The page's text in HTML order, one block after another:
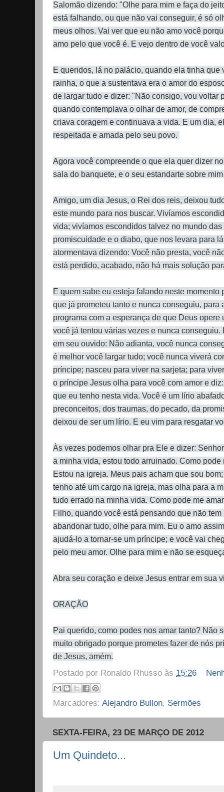
Salomão dizendo: "Olhe para mim e faça do
está falhando, ou que não vai conseguir, é só
meus olhos. Vai ver que eu não amo você
amo pelo que você é. E vejo dentro de você
E queridos, lá no palácio, quando ela tinha que
rainha, o que a sustentava era o amor do
de largar tudo e dizer: "Não consigo, vou voltar
quando contemplava o olhar de amor, de
criava coragem e continuava a vida. E um dia,
respeitada e amada pelo seu povo.
Agora você compreende o que ela quer dizer
sala do banquete, e o seu estandarte sobre
Amigo, um dia Jesus, o Rei dos reis, deixou
este mundo para nos buscar. Vivíamos
vida; vivíamos escondidos talvez no mundo
promiscuidade e o diabo, que nos levara para
atormentava dizendo: Você não presta, você
está perdido, acabado, não há mais solução
E quem sabe eu esteja falando neste momento
que já prometeu tanto e nunca conseguiu, para
programa com a esperança de que Deus
você já tentou várias vezes e nunca
em seu ouvido: Não adianta, você nunca
é melhor você largar tudo; você nunca viverá
príncipe; nasceu para viver na sarjeta; para
o príncipe Jesus olha para você com amor e
que eu tenho nesta vida. Você é um lírio
preconceitos, dos traumas, do pecado, da
deixou de ser um lírio. E eu vim para resgatar
Às vezes podemos olhar pra Ele e dizer:
a minha vida, estou todo arruinado. Como
Estou na igreja. Meus pais acham que sou
tenho até um cargo na igreja, mas olha para a
tudo errado na minha vida. Como pode me
Filho, quando você está pensando que não
abandonar tudo, olhe para mim. Eu o amo
ajudá-lo a tornar-se um príncipe; e você vai
pelo meu amor. Olhe para mim e não se
Abra seu coração e deixe Jesus entrar em sua
ORAÇÃO
Pai querido, como podes nos amar tanto? Não
muito obrigado porque prometes fazer de nós
de Jesus, amém.
Postado por Ronaldo Rhusso às 15:26
Marcadores: Alejandro Bullon, Sermões
SEXTA-FEIRA, 23 DE MARÇO DE 2012
Um Quindeto...